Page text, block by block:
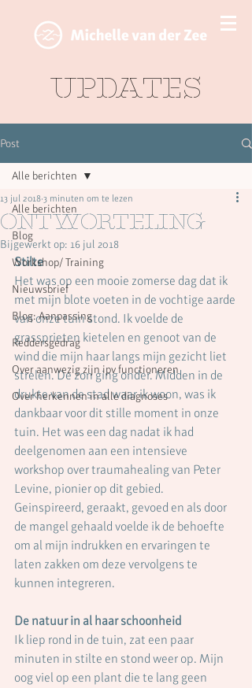
Updates
Post
Alle berichten
Blog
Workshop/ Training
Nieuwsbrief
Blog: Aanpassing
Reddersgedrag
Over aanwezig zijn ipv functioneren
Over herkennen in alle diagnoses
Alle berichten
Ontworteling
13 jul 2018 3 minuten om te lezen
Bijgewerkt op: 16 jul 2018
Stilte
Het was op een mooie zomerse dag dat ik
met mijn blote voeten in de vochtige aarde
van onze tuin stond. Ik voelde de
grassprieten kietelen en genoot van de
wind die mijn haar langs mijn gezicht liet
strelen. De zon ging onder. Midden in de
drukte van de stad waar ik woon, was ik
dankbaar voor dit stille moment in onze
tuin. Het was een dag nadat ik had
deelgenomen aan een intensieve
workshop over traumahealing van Peter
Levine, pionier op dit gebied.
Geinspireerd, geraakt, gevoed en als door
de mangel gehaald voelde ik de behoefte
om al mijn indrukken en ervaringen te
laten zakken om deze vervolgens te
kunnen integreren.
De natuur in al haar schoonheid
Ik liep rond in de tuin, zat een paar
minuten in stilte en stond weer op. Mijn
oog viel op een plant die te lang geen